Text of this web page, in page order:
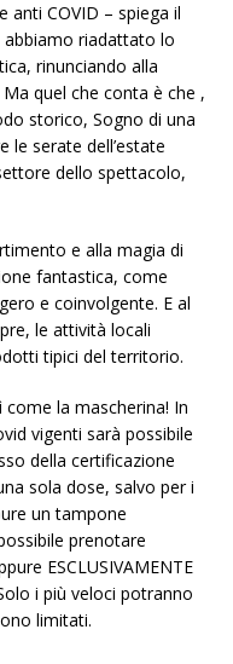
anti COVID – spiega il
abbiamo riadattato lo
rinunciando alla
quel che conta è che ,
storico, Sogno di una
le serate dell’estate
dello spettacolo,
e alla magia di
fantastica, come
e coinvolgente. E al
le attività locali
tipici del territorio.
la mascherina! In
vigenti sarà possibile
della certificazione
sola dose, salvo per i
un tampone
prenotare
ESCLUSIVAMENTE
i più veloci potranno
limitati.